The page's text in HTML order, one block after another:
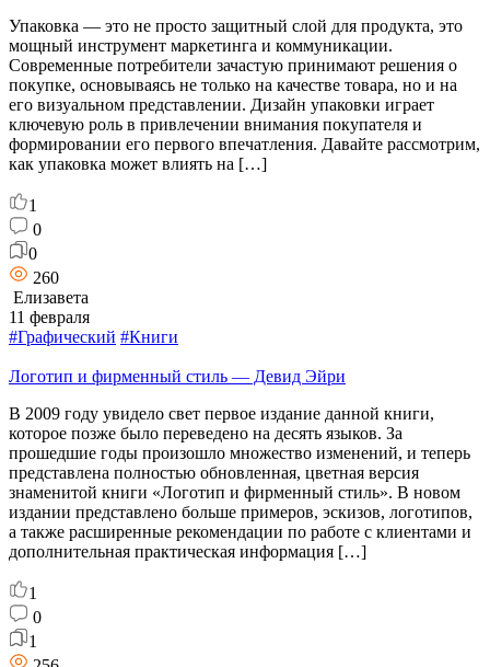
Упаковка — это не просто защитный слой для продукта, это
мощный инструмент маркетинга и коммуникации.
Современные потребители зачастую принимают решения о
покупке, основываясь не только на качестве товара, но и на
его визуальном представлении. Дизайн упаковки играет
ключевую роль в привлечении внимания покупателя и
формировании его первого впечатления. Давайте рассмотрим,
как упаковка может влиять на […]
1
0
0
260
Елизавета
11 февраля
#Графический #Книги
Логотип и фирменный стиль — Девид Эйри
В 2009 году увидело свет первое издание данной книги,
которое позже было переведено на десять языков. За
прошедшие годы произошло множество изменений, и теперь
представлена полностью обновленная, цветная версия
знаменитой книги «Логотип и фирменный стиль». В новом
издании представлено больше примеров, эскизов, логотипов,
а также расширенные рекомендации по работе с клиентами и
дополнительная практическая информация […]
1
0
1